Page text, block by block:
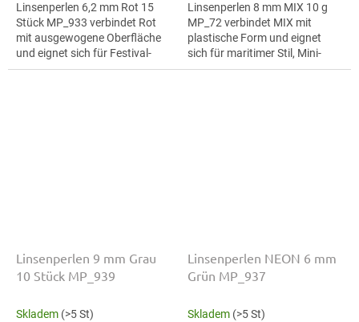
Linsenperlen 6,2 mm Rot 15
Stück MP_933 verbindet Rot
mit ausgewogene Oberfläche
und eignet sich für Festival-
Accessoires,
Linsenperlen 8 mm MIX 10 g
MP_72 verbindet MIX mit
plastische Form und eignet
sich für maritimer Stil, Mini-
Ornamente und Mini-
Linsenperlen 9 mm Grau
10 Stück MP_939
Skladem (>5 St)
Linsenperlen NEON 6 mm
Grün MP_937
Skladem (>5 St)